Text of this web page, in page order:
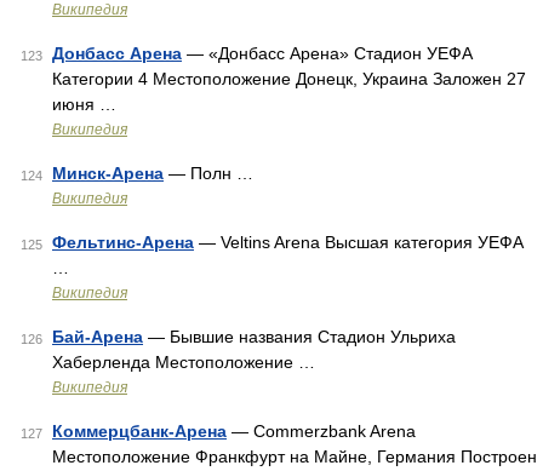
Википедия
123 Донбасс Арена — «Донбасс Арена» Стадион УЕФА
Категории 4 Местоположение Донецк, Украина Заложен 27
июня …
Википедия
124 Минск-Арена — Полн …
Википедия
125 Фельтинс-Арена — Veltins Arena Высшая категория УЕФА
Википедия
126 Бай-Арена — Бывшие названия Стадион Ульриха
Хаберленда Местоположение …
Википедия
127 Коммерцбанк-Арена — Commerzbank Arena
Местоположение Франкфурт на Майне, Германия Построен